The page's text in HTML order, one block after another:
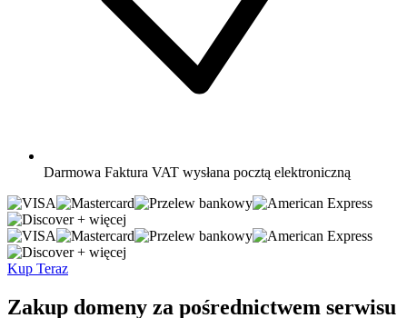
Darmowa Faktura VAT wysłana pocztą elektroniczną
+ więcej
+ więcej
Kup Teraz
Zakup domeny za pośrednictwem serwisu